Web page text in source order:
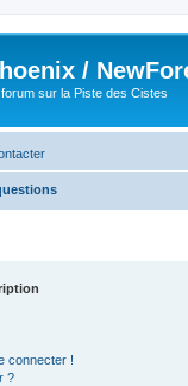
/
sur la Piste des Cistes
connecter !
?